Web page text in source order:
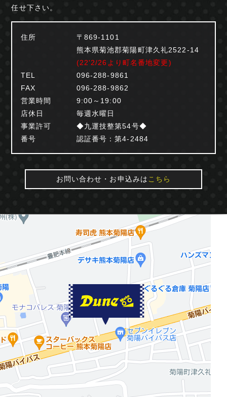
任せ下さい。
住所
〒869-1101
熊本県菊池郡菊陽町津久礼2522-14
(22'2/26より町名番地変更)
TEL
096-288-9861
FAX
096-288-9862
営業時間
9:00～19:00
店休日
毎週水曜日
事業許可
番号
◆九運技整第54号◆
認証番号：第4-2484
お問い合わせ・お申込みは こちら